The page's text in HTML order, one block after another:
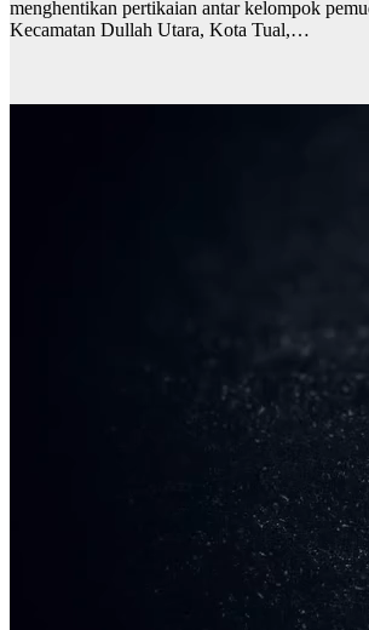
menghentikan pertikaian antar kelompok
Kecamatan Dullah Utara, Kota Tual,…